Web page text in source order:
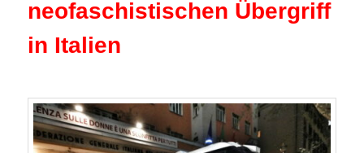
neofaschistischen Übergriff
in Italien